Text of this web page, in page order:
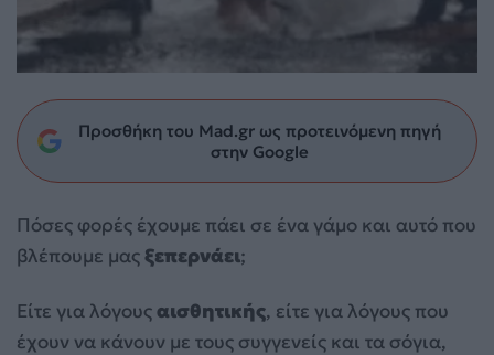
Προσθήκη του Mad.gr ως προτεινόμενη πηγή
στην Google
Πόσες φορές έχουμε πάει σε ένα γάμο και αυτό που
βλέπουμε μαςξεπερνάει;
Είτε για λόγουςαισθητικής, είτε για λόγους που
έχουν να κάνουν με τους συγγενείς και τα σόγια,